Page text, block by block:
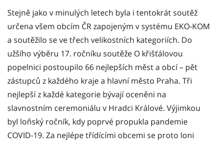
Stejně jako v minulých letech byla i tentokrát soutěž
určena všem obcím ČR zapojeným v systému EKO-KOM
a soutěžilo se ve třech velikostních kategoriích. Do
užšího výběru 17. ročníku soutěže O křišťálovou
popelnici postoupilo 66 nejlepších měst a obcí – pět
zástupců z každého kraje a hlavní město Praha. Tři
nejlepší z každé kategorie bývají oceněni na
slavnostním ceremoniálu v Hradci Králové. Výjimkou
byl loňský ročník, kdy poprvé propukla pandemie
COVID-19. Za nejlépe třídícími obcemi se proto loni